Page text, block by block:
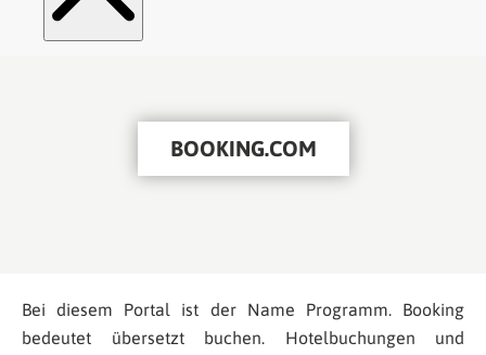
BOOKING.COM
Bei diesem Portal ist der Name Programm. Booking
bedeutet übersetzt buchen. Hotelbuchungen und